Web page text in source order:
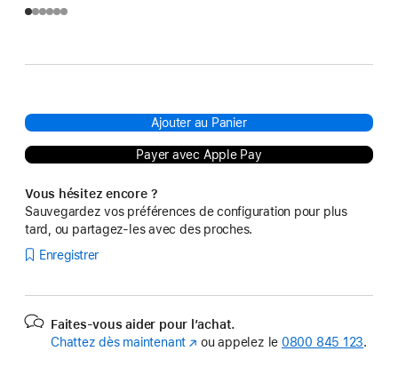
Ajouter au Panier
Payer avec Apple Pay
Vous hésitez encore ?
Sauvegardez vos préférences de configuration pour plus
tard, ou partagez-les avec des proches.
Enregistrer
Faites-vous aider pour l’achat.
Chattez dès maintenant (s’ouvre
ou appelez le 0800 845 123.